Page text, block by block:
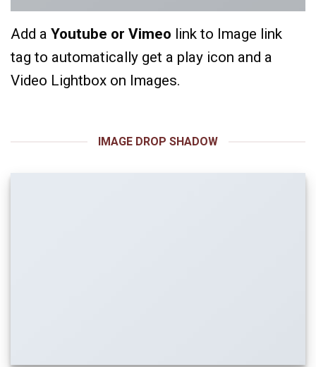
Add a Youtube or Vimeo link to Image link
tag to automatically get a play icon and a
Video Lightbox on Images.
IMAGE DROP SHADOW